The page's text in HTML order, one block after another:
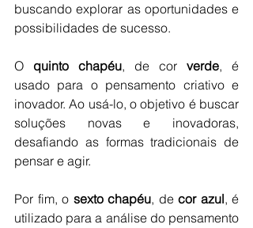
buscando explorar as oportunidades e
possibilidades de sucesso.
O quinto chapéu, de cor verde, é
usado para o pensamento criativo e
inovador. Ao usá-lo, o objetivo é buscar
soluções novas e inovadoras,
desafiando as formas tradicionais de
pensar e agir.
Por fim, o sexto chapéu, de cor azul, é
utilizado para a análise do pensamento